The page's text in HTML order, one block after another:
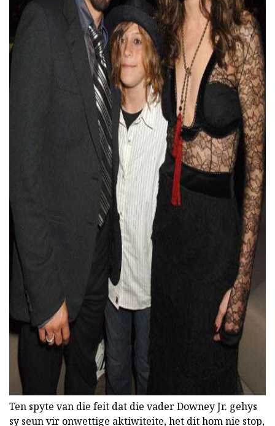
ad
Ten spyte van die feit dat die vader Downey Jr. gehys
sy seun vir onwettige aktiwiteite, het dit hom nie stop,